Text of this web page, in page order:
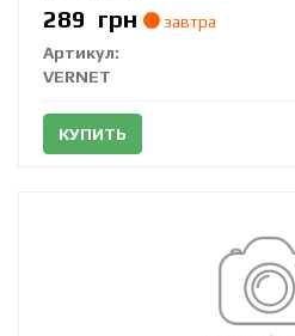
289 грн
завтра
Артикул:
VERNET
КУПИТЬ